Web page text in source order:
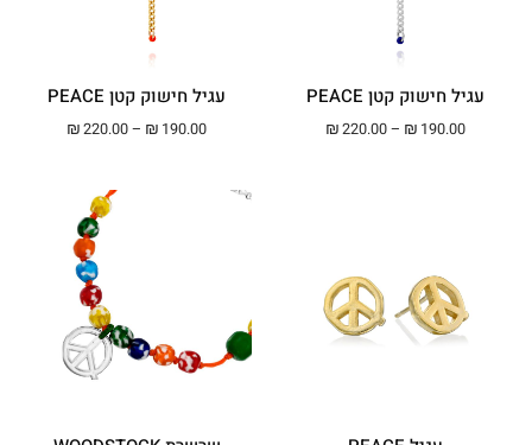
עגיל חישוק קטן PEACE
₪ 190.00
–
₪220.00 טווח מחירים: ⁦₪190.00⁩ עד ⁦₪220.00⁩
עגיל חישוק קטן PEACE
₪ 190.00
–
₪220.00 טווח מחירים: ⁦₪190.00⁩ עד